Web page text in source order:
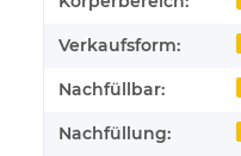
Verkaufsform:
Nachfüllbar:
Nachfüllung: